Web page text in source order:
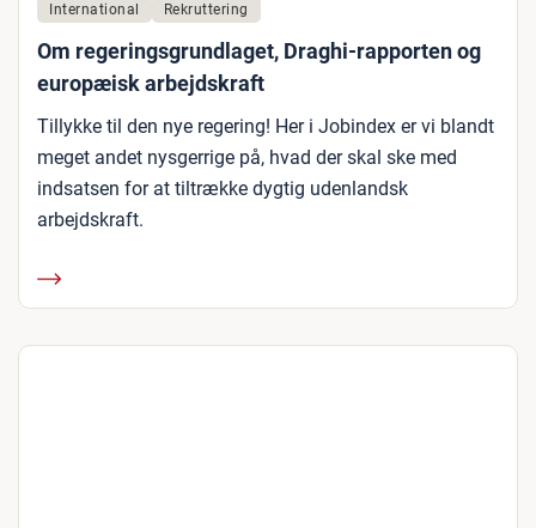
International Rekruttering
Om regeringsgrundlaget, Draghi-rapporten og
europæisk arbejdskraft
Tillykke til den nye regering! Her i Jobindex er vi blandt
meget andet nysgerrige på, hvad der skal ske med
indsatsen for at tiltrække dygtig udenlandsk
arbejdskraft.